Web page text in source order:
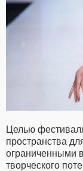
Целью
пространства
ограниченными
творческого